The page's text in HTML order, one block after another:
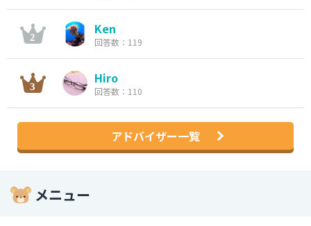
Ken
回答数：119
Hiro
回答数：110
アドバイザー一覧
メニュー